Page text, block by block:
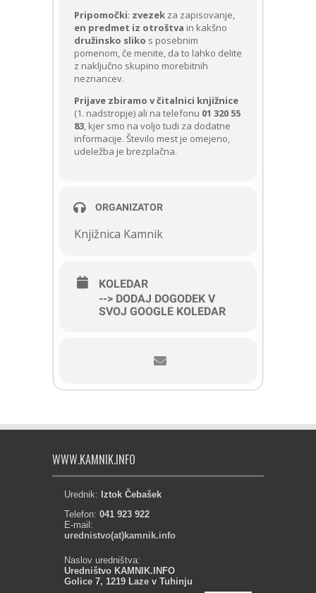
Pripomočki: zvezek za zapisovanje,
en predmet iz otroštva in kakšno
družinsko sliko s posebnim
pomenom, če menite, da to lahko delite
z naključno skupino morebitnih
neznancev.
Prijave zbiramo v čitalnici knjižnice
(1. nadstropje) ali na telefonu 01 320 55
83, kjer smo na voljo tudi za dodatne
informacije. Število mest je omejeno,
udeležba je brezplačna.
ORGANIZATOR
Knjižnica Kamnik
KOLEDAR
--> DODAJ DOGODEK V
SVOJ GOOGLE KOLEDAR
WWW.KAMNIK.INFO
Urednik: Iztok Čebašek
Telefon: 041 923 922
E-mail:
urednistvo(at)kamnik.info
Naslov uredništva:
Uredništvo KAMNIK.INFO
Golice 7, 1219 Laze v Tuhinju